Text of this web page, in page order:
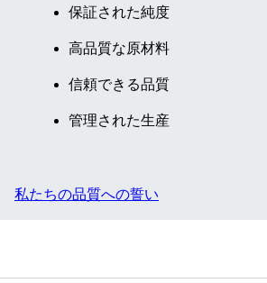
保証された純度
高品質な原材料
信頼できる品質
管理された生産
私たちの品質への誓い